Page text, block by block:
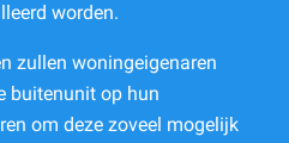
worden.
zullen woningeigenaren
buitenunit op hun
om deze zoveel mogelijk